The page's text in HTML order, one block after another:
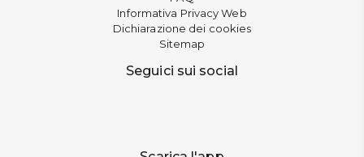
Informativa Privacy Web
Dichiarazione dei cookies
Sitemap
Seguici sui social